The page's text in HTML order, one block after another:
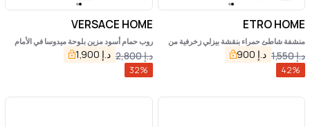
ETRO HOME
منشفة شاطئ حمراء بنقشة بيزلي زخرفية من
القطن تيريد.إ1,550 د.إ 900
42%
VERSACE HOME
روب حمام أسود مزين بلوحة ميدوسا في الأمام
وشعار ماكسي في الخلف، مصنوع من القطن
المنزلي
د.إ2,800 د.إ 1,900
32%